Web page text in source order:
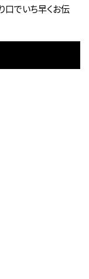
口でいち早くお伝